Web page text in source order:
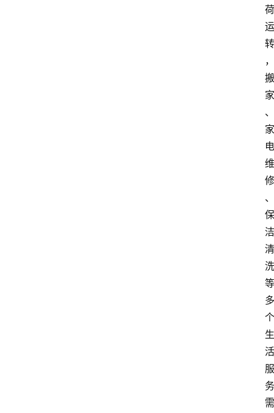
荷
运
转
，
搬
家
、
家
电
维
修
、
保
洁
清
洗
等
多
个
生
活
服
务
需